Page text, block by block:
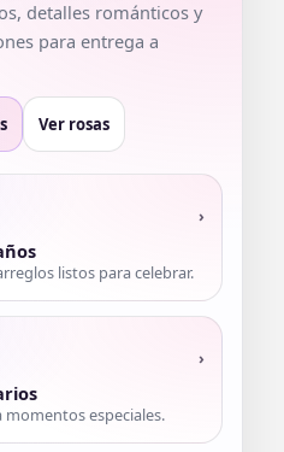
detalles románticos y
para entrega a
Ver rosas
›
listos para celebrar.
›
especiales.